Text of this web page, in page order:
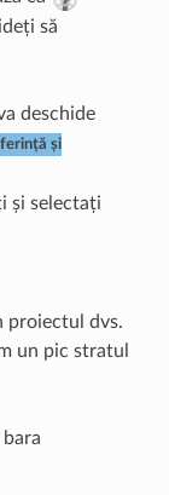
să
deschide
și
și selectați
proiectul dvs.
un pic stratul